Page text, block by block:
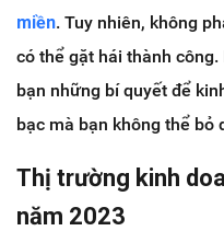
miền. Tuy nhiên, không
có thể gặt hái thành
bạn những bí quyết để
bạc mà bạn không thể bỏ
Thị trường kinh
năm 2023